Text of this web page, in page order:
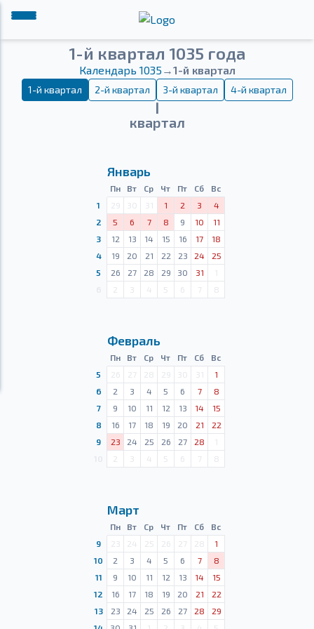
1-й квартал 1035 года
Календарь 1035 →1-й квартал
1-й квартал 2-й квартал 3-й квартал 4-й квартал
Ⅰ
квартал
Январь
Пн Вт Ср Чт Пт Сб
Вс
1
29 30 31 1 2 3
4
2
5 6 7 8 9 10
11
3
12 13 14 15 16 17
18
4
19 20 21 22 23 24
25
5
26 27 28 29 30 31
1
2 3 4 5 6 7 8
Февраль
Пн Вт Ср Чт Пт Сб
Вс
5
26 27 28 29 30 31
1
6
2 3 4 5 6 7
8
7
9 10 11 12 13 14
15
8
16 17 18 19 20 21
22
9
23 24 25 26 27 28
1
2 3 4 5 6 7 8
Март
Пн Вт Ср Чт Пт Сб
Вс
9
23 24 25 26 27 28
1
10
2 3 4 5 6 7
8
11
9 10 11 12 13 14
15
12
16 17 18 19 20 21
22
13
23 24 25 26 27 28
29